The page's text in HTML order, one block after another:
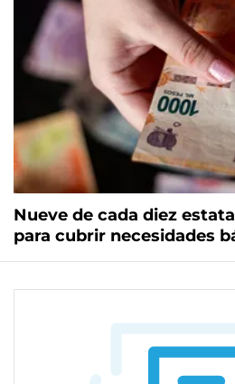
Nueve de cada diez
para cubrir necesidades